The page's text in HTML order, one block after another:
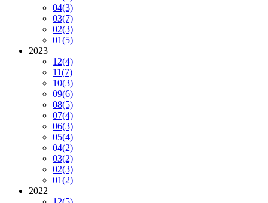
04(3)
03(7)
02(3)
01(5)
2023
12(4)
11(7)
10(3)
09(6)
08(5)
07(4)
06(3)
05(4)
04(2)
03(2)
02(3)
01(2)
2022